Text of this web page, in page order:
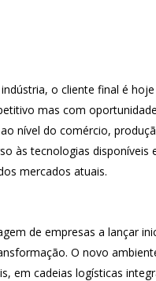
o cliente final é
mas com
nível do comércio,
às tecnologias
mercados atuais.
de empresas a lançar
O novo
em cadeias logísticas